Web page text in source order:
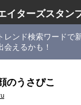
イターズスタン
トレンド検索ワードで
会えるかも！
カーで作成されたスタ
のうさぴこ